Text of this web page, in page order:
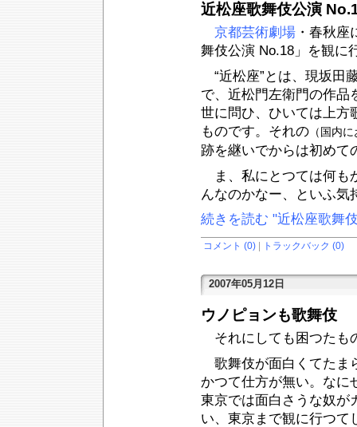
近松座歌舞伎公演
京都芸術劇場 ・春秋
舞伎公演 No.18」を観に
“近松座”とは、現坂田
で、近松門左衛門の作品
世に問ひ、ひいては上方
ものです。それの （国内
跡を継いでからは初めて
ま、私にとつては何も
んなのかなー、といふ気
続きを読む "近松座歌舞
コメント (0) トラックバック (0)
2007年05月12日
ウノピョンも歌舞伎
それにしても困つたも
歌舞伎が面白くてたま
かつて仕方が無い。なに
東京では面白さうな奴が
い、東京まで観に行つて